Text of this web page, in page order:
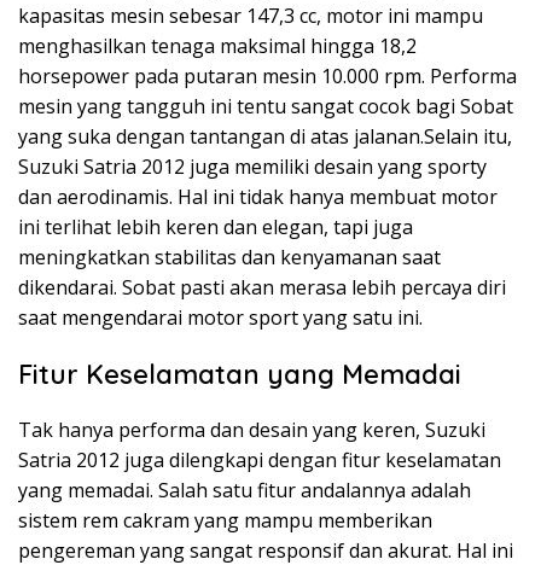
kapasitas mesin sebesar 147,3 cc, motor ini mampu
menghasilkan tenaga maksimal hingga 18,2
horsepower pada putaran mesin 10.000 rpm. Performa
mesin yang tangguh ini tentu sangat cocok bagi Sobat
yang suka dengan tantangan di atas jalanan.Selain itu,
Suzuki Satria 2012 juga memiliki desain yang sporty
dan aerodinamis. Hal ini tidak hanya membuat motor
ini terlihat lebih keren dan elegan, tapi juga
meningkatkan stabilitas dan kenyamanan saat
dikendarai. Sobat pasti akan merasa lebih percaya diri
saat mengendarai motor sport yang satu ini.
Fitur Keselamatan yang Memadai
Tak hanya performa dan desain yang keren, Suzuki
Satria 2012 juga dilengkapi dengan fitur keselamatan
yang memadai. Salah satu fitur andalannya adalah
sistem rem cakram yang mampu memberikan
pengereman yang sangat responsif dan akurat. Hal ini